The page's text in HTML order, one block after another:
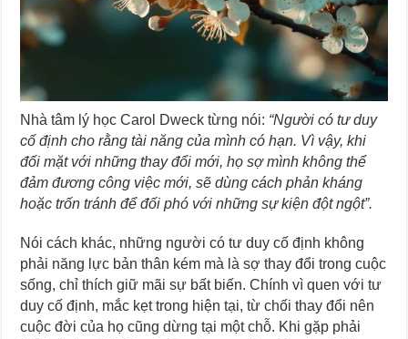
Nhà tâm lý học Carol Dweck từng nói: “Người có tư duy
cố định cho rằng tài năng của mình có hạn. Vì vậy, khi
đối mặt với những thay đổi mới, họ sợ mình không thể
đảm đương công việc mới, sẽ dùng cách phản kháng
hoặc trốn tránh để đối phó với những sự kiện đột ngột”.
Nói cách khác, những người có tư duy cố định không
phải năng lực bản thân kém mà là sợ thay đổi trong cuộc
sống, chỉ thích giữ mãi sự bất biến. Chính vì quen với tư
duy cố định, mắc kẹt trong hiện tại, từ chối thay đổi nên
cuộc đời của họ cũng dừng tại một chỗ. Khi gặp phải